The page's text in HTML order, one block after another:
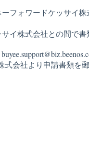
フォワードケッサイ株
イ株式会社との間で書
会社より申請書類を郵